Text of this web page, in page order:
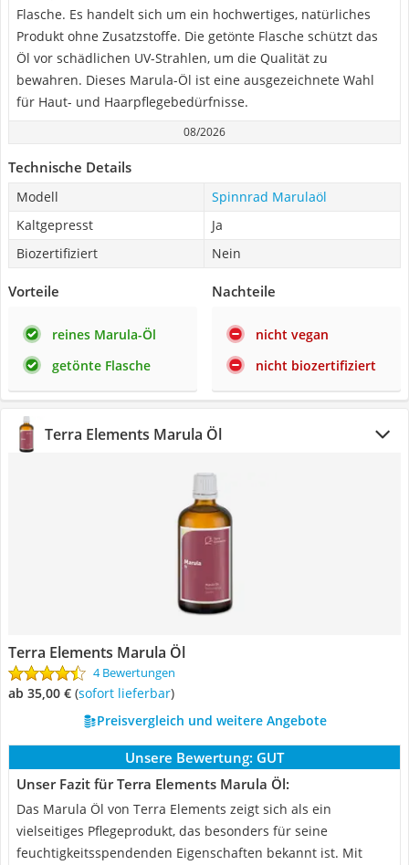
Flasche. Es handelt sich um ein hochwertiges, natürliches
Produkt ohne Zusatzstoffe. Die getönte Flasche schützt das
Öl vor schädlichen UV-Strahlen, um die Qualität zu
bewahren. Dieses Marula-Öl ist eine ausgezeichnete Wahl
für Haut- und Haarpflegebedürfnisse.
08/2026
Technische Details
Modell
Spinnrad Marulaöl
Kaltgepresst
Ja
Biozertifiziert
Nein
Vorteile
reines Marula-Öl
getönte Flasche
Nachteile
nicht vegan
nicht biozertifiziert
Terra Elements Marula Öl
Terra Elements Marula Öl
4 Bewertungen
ab 35,00 € ( Sofort lieferbar)
Preisvergleich und weitere Angebote
Unsere Bewertung: GUT
Unser Fazit für Terra Elements Marula Öl:
Das Marula Öl von Terra Elements zeigt sich als ein
vielseitiges Pflegeprodukt, das besonders für seine
feuchtigkeitsspendenden Eigenschaften bekannt ist. Mit